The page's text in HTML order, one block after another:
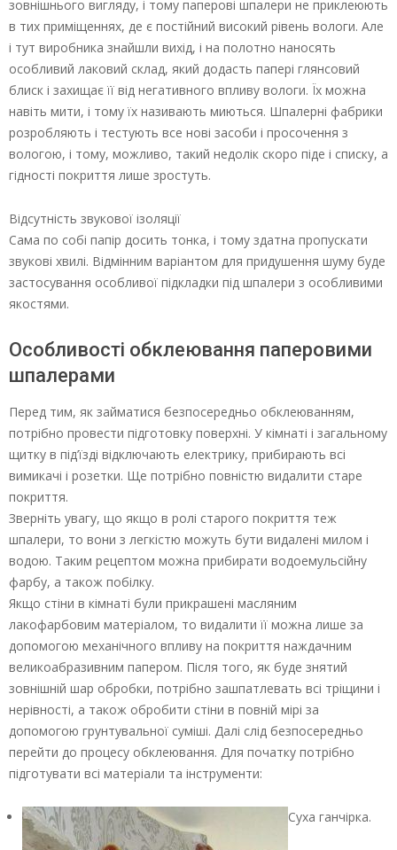
зовнішнього вигляду, і тому паперові шпалери не приклеюють
в тих приміщеннях, де є постійний високий рівень вологи. Але
і тут виробника знайшли вихід, і на полотно наносять
особливий лаковий склад, який додасть папері глянсовий
блиск і захищає її від негативного впливу вологи. Їх можна
навіть мити, і тому їх називають миються. Шпалерні фабрики
розробляють і тестують все нові засоби і просочення з
вологою, і тому, можливо, такий недолік скоро піде і списку, а
гідності покриття лише зростуть.
Відсутність звукової ізоляції
Сама по собі папір досить тонка, і тому здатна пропускати
звукові хвилі. Відмінним варіантом для придушення шуму буде
застосування особливої підкладки під шпалери з особливими
якостями.
Особливості обклеювання паперовими
шпалерами
Перед тим, як займатися безпосередньо обклеюванням,
потрібно провести підготовку поверхні. У кімнаті і загальному
щитку в під’їзді відключають електрику, прибирають всі
вимикачі і розетки. Ще потрібно повністю видалити старе
покриття.
Зверніть увагу, що якщо в ролі старого покриття теж
шпалери, то вони з легкістю можуть бути видалені милом і
водою. Таким рецептом можна прибирати водоемульсійну
фарбу, а також побілку.
Якщо стіни в кімнаті були прикрашені масляним
лакофарбовим матеріалом, то видалити її можна лише за
допомогою механічного впливу на покриття наждачним
великоабразивним папером. Після того, як буде знятий
зовнішній шар обробки, потрібно зашпатлевать всі тріщини і
нерівності, а також обробити стіни в повній мірі за
допомогою грунтувальної суміші. Далі слід безпосередньо
перейти до процесу обклеювання. Для початку потрібно
підготувати всі матеріали та інструменти:
Суха ганчірка.